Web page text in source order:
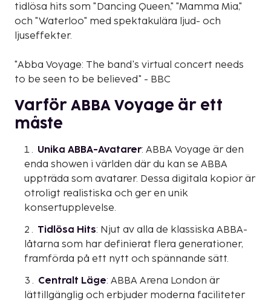
tidlösa hits som "Dancing Queen," "Mamma Mia,"
och "Waterloo" med spektakulära ljud- och
ljuseffekter.
"Abba Voyage: The band's virtual concert needs
to be seen to be believed" - BBC
Varför ABBA Voyage är ett
måste
Unika ABBA-Avatarer: ABBA Voyage är den
enda showen i världen där du kan se ABBA
uppträda som avatarer. Dessa digitala kopior är
otroligt realistiska och ger en unik
konsertupplevelse.
Tidlösa Hits: Njut av alla de klassiska ABBA-
låtarna som har definierat flera generationer,
framförda på ett nytt och spännande sätt.
Centralt Läge: ABBA Arena London är
lättillgänglig och erbjuder moderna faciliteter